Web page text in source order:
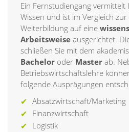
Ein Fernstudiengang vermittelt
Wissen und ist im Vergleich
Weiterbildung auf eine
Arbeitsweise ausgerichtet.
schließen Sie mit dem
Bachelor oder Master ab.
Betriebswirtschaftslehre
folgende Ausprägungen
Absatzwirtschaft/Marketing
Finanzwirtschaft
Logistik